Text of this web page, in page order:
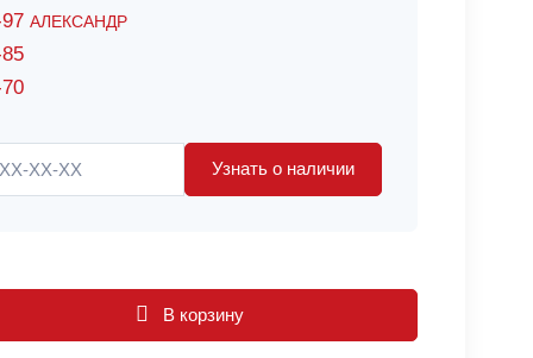
АЛЕКСАНДР
Узнать о наличии
В корзину